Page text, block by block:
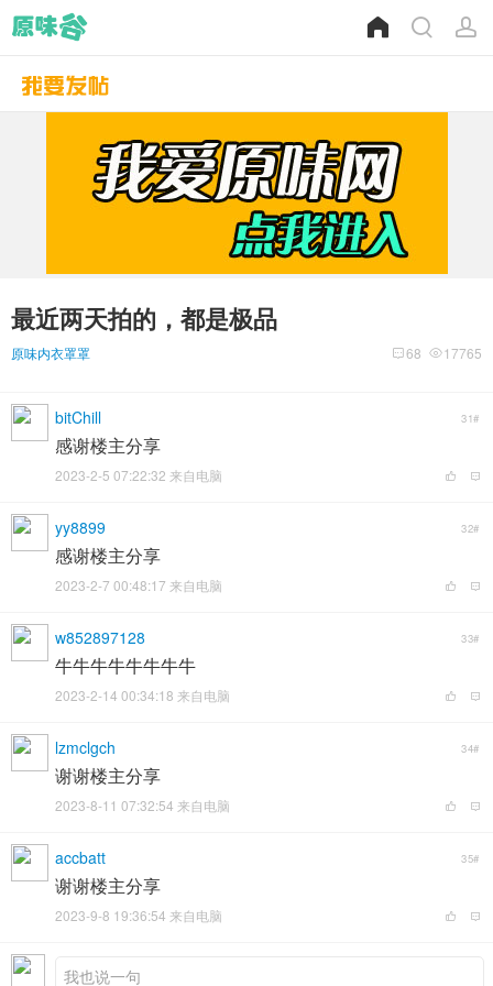
最近两天拍的，都是极品
原味内衣罩罩 17765
68
bitChill 31#
感谢楼主分享
2023-2-5 07:22:32 来自电脑
yy8899 32#
感谢楼主分享
2023-2-7 00:48:17 来自电脑
w852897128 33#
牛牛牛牛牛牛牛牛
2023-2-14 00:34:18 来自电脑
lzmclgch 34#
谢谢楼主分享
2023-8-11 07:32:54 来自电脑
accbatt 35#
谢谢楼主分享
2023-9-8 19:36:54 来自电脑